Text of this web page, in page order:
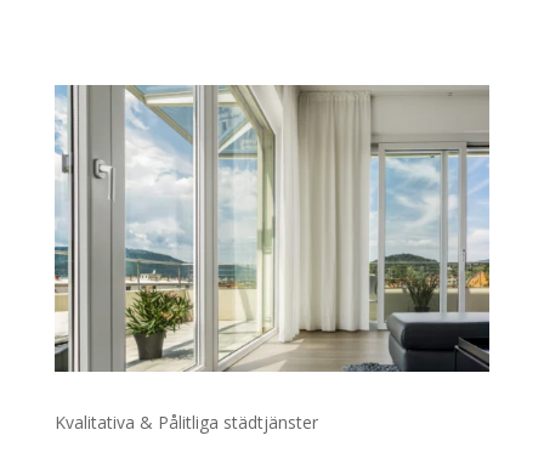
Kvalitativa & Pålitliga städtjänster